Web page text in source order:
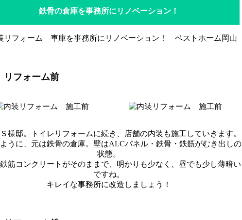
鉄骨の倉庫を事務所にリノベーション！
フォーム前
様邸。トイレリフォームに続き、店舗の内装も施工していきます。
うに、元は鉄骨の倉庫。壁はALCパネル・鉄骨・鉄筋がむき出しの
状態。
筋コンクリートがそのままで、明かりも少なく、昼でも少し薄暗い
ですね。
キレイな事務所に改造しましょう！